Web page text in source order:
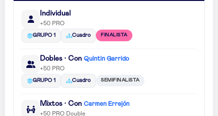
Individual
+50 PRO
GRUPO 1 Cuadro FINALISTA
Dobles · Con Quintin Garrido
+50 PRO
GRUPO 1 Cuadro SEMIFINALISTA
Mixtos · Con Carmen Errejón
+50 PRO Double